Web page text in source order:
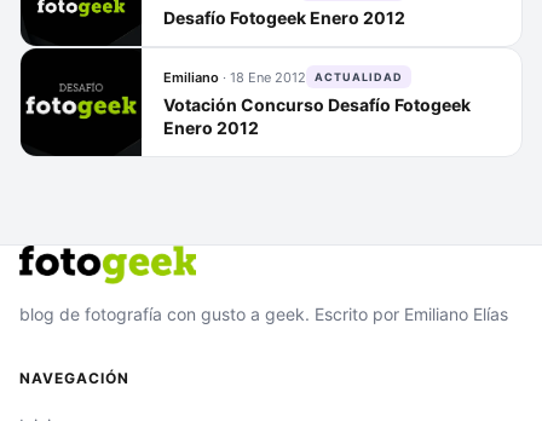
Desafío Fotogeek Enero 2012
Emiliano · 18 Ene 2012 ACTUALIDAD
Votación Concurso Desafío Fotogeek
Enero 2012
blog de fotografía con gusto a geek. Escrito por Emiliano Elías
NAVEGACIÓN